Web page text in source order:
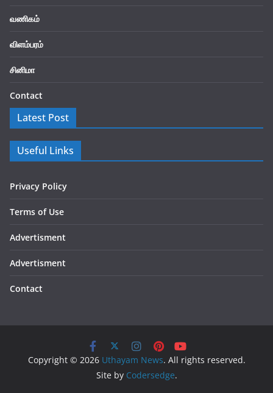
வணிகம்
விளம்பரம்
சினிமா
Contact
Latest Post
Useful Links
Privacy Policy
Terms of Use
Advertisment
Advertisment
Contact
Copyright © 2026 Uthayam News. All rights reserved.
Site by Codersedge.